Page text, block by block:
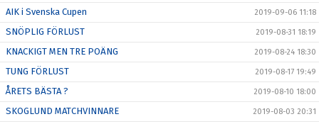
AIK i Svenska Cupen 2019-09-06 11:18
SNÖPLIG FÖRLUST 2019-08-31 18:19
KNACKIGT MEN TRE POÄNG 2019-08-24 18:30
TUNG FÖRLUST 2019-08-17 19:49
ÅRETS BÄSTA ? 2019-08-10 18:00
SKOGLUND MATCHVINNARE 2019-08-03 20:31